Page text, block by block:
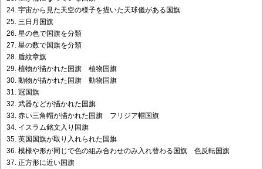
24. 宇宙から見た天空の様子を描いた天球儀がある国旗
25. 三日月国旗
26. 星の色で国旗を分類
27. 星の数で国旗を分類
28. 盾紋章旗
29. 植物が描かれた国旗 植物国旗
30. 動物が描かれた国旗 動物国旗
31. 冠国旗
32. 武器などが描かれた国旗
33. 赤い三角帽が描かれた国旗 フリジア帽国旗
34. イスラム銘文入り国旗
35. 英国国旗が取り入れられた国旗
36. 模様や形が同じで色の組み合わせのみ入れ替わる国旗 色反転国旗
37. 正方形に近い国旗